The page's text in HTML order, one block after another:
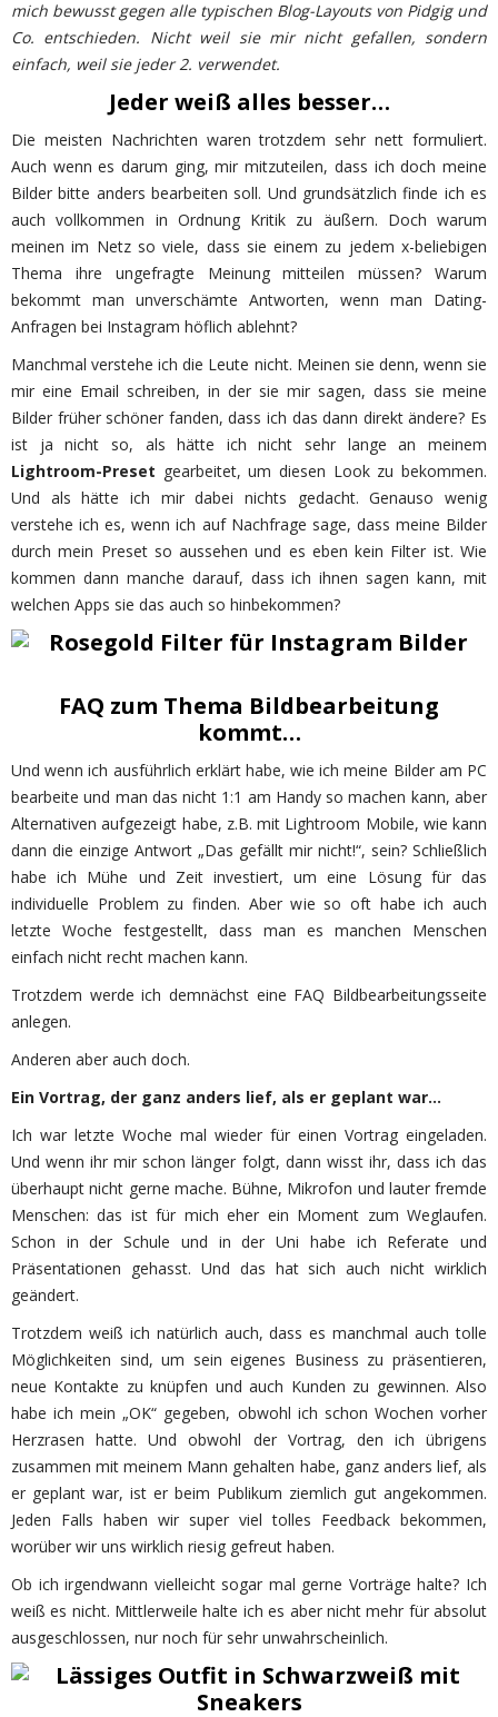
mich bewusst gegen alle typischen Blog-Layouts von Pidgig und
Co. entschieden. Nicht weil sie mir nicht gefallen, sondern
einfach, weil sie jeder 2. verwendet.
Jeder weiß alles besser…
Die meisten Nachrichten waren trotzdem sehr nett formuliert.
Auch wenn es darum ging, mir mitzuteilen, dass ich doch meine
Bilder bitte anders bearbeiten soll. Und grundsätzlich finde ich es
auch vollkommen in Ordnung Kritik zu äußern. Doch warum
meinen im Netz so viele, dass sie einem zu jedem x-beliebigen
Thema ihre ungefragte Meinung mitteilen müssen? Warum
bekommt man unverschämte Antworten, wenn man Dating-
Anfragen bei Instagram höflich ablehnt?
Manchmal verstehe ich die Leute nicht. Meinen sie denn, wenn sie
mir eine Email schreiben, in der sie mir sagen, dass sie meine
Bilder früher schöner fanden, dass ich das dann direkt ändere? Es
ist ja nicht so, als hätte ich nicht sehr lange an meinem
Lightroom-Preset gearbeitet, um diesen Look zu bekommen.
Und als hätte ich mir dabei nichts gedacht. Genauso wenig
verstehe ich es, wenn ich auf Nachfrage sage, dass meine Bilder
durch mein Preset so aussehen und es eben kein Filter ist. Wie
kommen dann manche darauf, dass ich ihnen sagen kann, mit
welchen Apps sie das auch so hinbekommen?
FAQ zum Thema Bildbearbeitung
kommt…
Und wenn ich ausführlich erklärt habe, wie ich meine Bilder am PC
bearbeite und man das nicht 1:1 am Handy so machen kann, aber
Alternativen aufgezeigt habe, z.B. mit Lightroom Mobile, wie kann
dann die einzige Antwort „Das gefällt mir nicht!“, sein? Schließlich
habe ich Mühe und Zeit investiert, um eine Lösung für das
individuelle Problem zu finden. Aber wie so oft habe ich auch
letzte Woche festgestellt, dass man es manchen Menschen
einfach nicht recht machen kann.
Trotzdem werde ich demnächst eine FAQ Bildbearbeitungsseite
anlegen.
Anderen aber auch doch.
Ein Vortrag, der ganz anders lief, als er geplant war…
Ich war letzte Woche mal wieder für einen Vortrag eingeladen.
Und wenn ihr mir schon länger folgt, dann wisst ihr, dass ich das
überhaupt nicht gerne mache. Bühne, Mikrofon und lauter fremde
Menschen: das ist für mich eher ein Moment zum Weglaufen.
Schon in der Schule und in der Uni habe ich Referate und
Präsentationen gehasst. Und das hat sich auch nicht wirklich
geändert.
Trotzdem weiß ich natürlich auch, dass es manchmal auch tolle
Möglichkeiten sind, um sein eigenes Business zu präsentieren,
neue Kontakte zu knüpfen und auch Kunden zu gewinnen. Also
habe ich mein „OK“ gegeben, obwohl ich schon Wochen vorher
Herzrasen hatte. Und obwohl der Vortrag, den ich übrigens
zusammen mit meinem Mann gehalten habe, ganz anders lief, als
er geplant war, ist er beim Publikum ziemlich gut angekommen.
Jeden Falls haben wir super viel tolles Feedback bekommen,
worüber wir uns wirklich riesig gefreut haben.
Ob ich irgendwann vielleicht sogar mal gerne Vorträge halte? Ich
weiß es nicht. Mittlerweile halte ich es aber nicht mehr für absolut
ausgeschlossen, nur noch für sehr unwahrscheinlich.